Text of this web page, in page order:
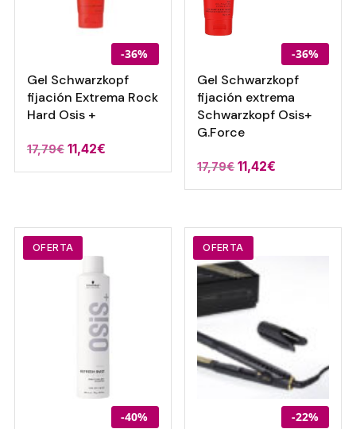
-36%
Gel Schwarzkopf
fijación Extrema Rock
Hard Osis +
17,79€ El
precio
17,79€.
11,42€El
precio
11,42€.
-36%
Gel Schwarzkopf
fijación extrema
Schwarzkopf Osis+
G.Force
17,79€ El
precio
era:
17,79€.
11,42€
precio
es:
OFERTA
-40%
OFERTA
-22%